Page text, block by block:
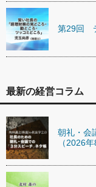
第29回
最新の経営コラム
朝礼・会
（2026